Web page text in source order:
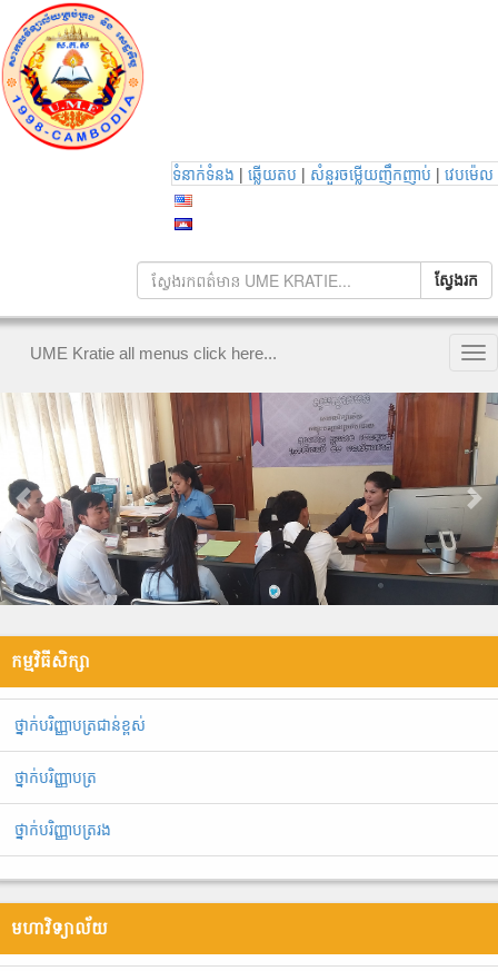
ទំនាក់ទំនង | ឆ្លើយតប | សំនួរចម្លើយញឹកញាប់ | វេបម៉េល
UME Kratie all menus click here...
កម្មវិធីសិក្សា
ថ្នាក់បរិញ្ញាបត្រជាន់ខ្ពស់
ថ្នាក់បរិញ្ញាបត្រ
ថ្នាក់បរិញ្ញាបត្ររង
មហាវិទ្យាល័យ